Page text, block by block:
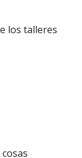
los talleres